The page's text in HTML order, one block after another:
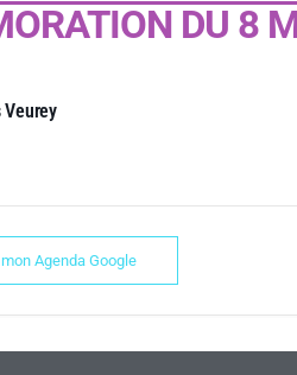
DU 8
Veurey
Agenda Google